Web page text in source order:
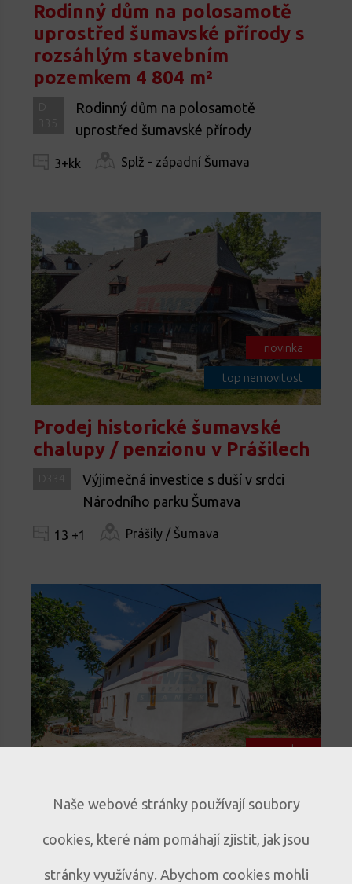
Rodinný dům na polosamotě
uprostřed šumavské přírody s
rozsáhlým stavebním
pozemkem 4 804 m²
Rodinný dům na polosamotě
uprostřed šumavské přírody
3+kk Splž - západní Šumava
novinka
top nemovitost
Prodej historické šumavské
chalupy / penzionu v Prášilech
Výjimečná investice s duší v srdci
Národního parku Šumava
13 +1 Prášily / Šumava
novinka
Prodej historického rodinného
Kolince
D333 Historický dům s atmosférou v obci
Naše webové stránky používají soubory
cookies, které nám pomáhají zjistit, jak jsou
stránky využívány. Abychom cookies mohli